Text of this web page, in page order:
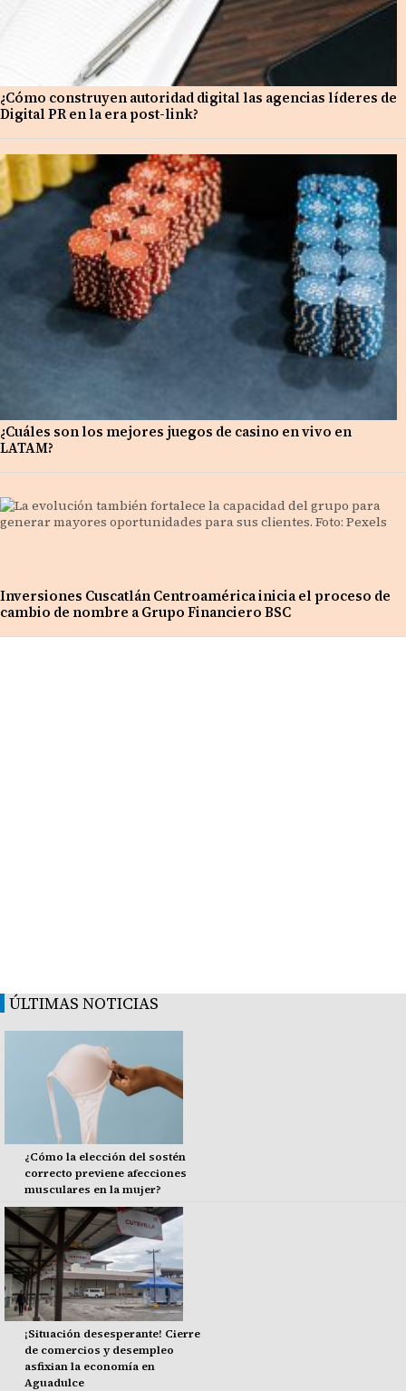
¿Cómo construyen autoridad digital las agencias líderes de
Digital PR en la era post-link?
¿Cuáles son los mejores juegos de casino en vivo en
LATAM?
Inversiones Cuscatlán Centroamérica inicia el proceso de
cambio de nombre a Grupo Financiero BSC
ÚLTIMAS NOTICIAS
¿Cómo la elección del sostén
correcto previene afecciones
musculares en la mujer?
¡Situación desesperante! Cierre
de comercios y desempleo
asfixian la economía en
Aguadulce